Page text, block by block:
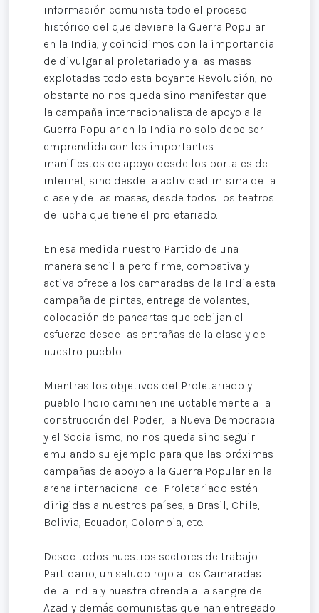
información comunista todo el proceso
histórico del que deviene la Guerra Popular
en la India, y coincidimos con la importancia
de divulgar al proletariado y a las masas
explotadas todo esta boyante Revolución, no
obstante no nos queda sino manifestar que
la campaña internacionalista de apoyo a la
Guerra Popular en la India no solo debe ser
emprendida con los importantes
manifiestos de apoyo desde los portales de
internet, sino desde la actividad misma de la
clase y de las masas, desde todos los teatros
de lucha que tiene el proletariado.
En esa medida nuestro Partido de una
manera sencilla pero firme, combativa y
activa ofrece a los camaradas de la India esta
campaña de pintas, entrega de volantes,
colocación de pancartas que cobijan el
esfuerzo desde las entrañas de la clase y de
nuestro pueblo.
Mientras los objetivos del Proletariado y
pueblo Indio caminen ineluctablemente a la
construcción del Poder, la Nueva Democracia
y el Socialismo, no nos queda sino seguir
emulando su ejemplo para que las próximas
campañas de apoyo a la Guerra Popular en la
arena internacional del Proletariado estén
dirigidas a nuestros países, a Brasil, Chile,
Bolivia, Ecuador, Colombia, etc.
Desde todos nuestros sectores de trabajo
Partidario, un saludo rojo a los Camaradas
de la India y nuestra ofrenda a la sangre de
Azad y demás comunistas que han entregado